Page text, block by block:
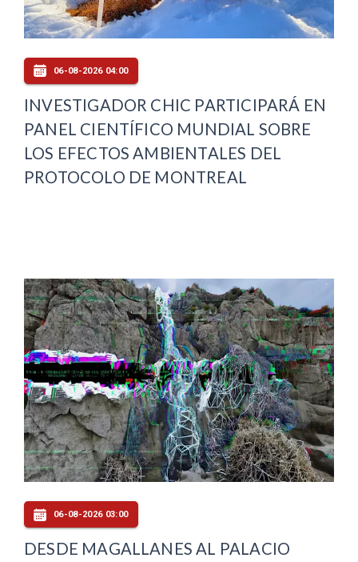
06-08-2026 04:00
INVESTIGADOR CHIC PARTICIPARÁ EN
PANEL CIENTÍFICO MUNDIAL SOBRE
LOS EFECTOS AMBIENTALES DEL
PROTOCOLO DE MONTREAL
06-08-2026 03:00
DESDE MAGALLANES AL PALACIO